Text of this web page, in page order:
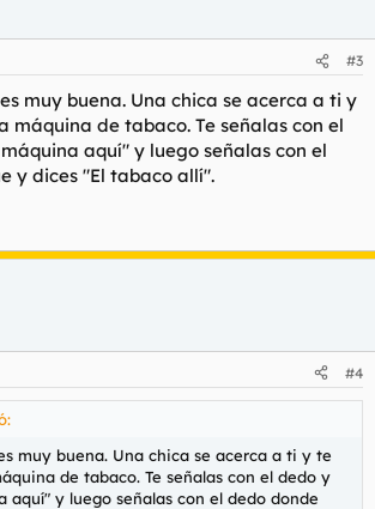
#3
muy buena. Una chica se acerca a ti y
máquina de tabaco. Te señalas con el
aquí" y luego señalas con el
y dices "El tabaco allí".
#4
muy buena. Una chica se acerca a ti y te
de tabaco. Te señalas con el dedo y
aquí" y luego señalas con el dedo donde